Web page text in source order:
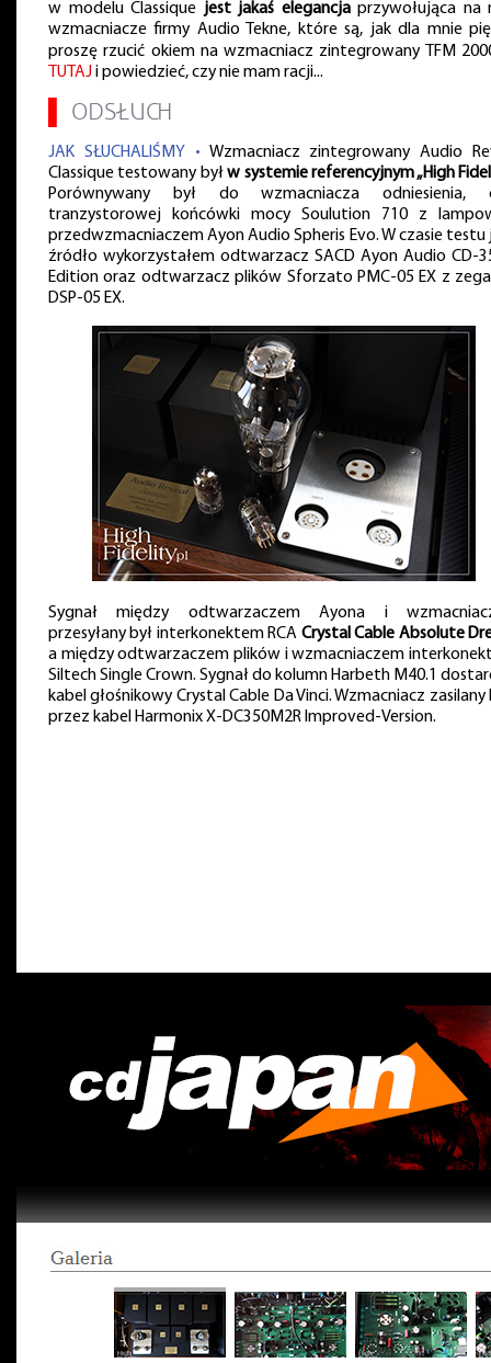
w modelu Classique jest jakaś elegancjaprzywołująca na
wzmacniacze firmy Audio Tekne, które są, jak dla mnie
proszę rzucić okiem na wzmacniacz zintegrowany TFM
TUTAJi powiedzieć, czy nie mam racji...
ODSŁUCH
JAK SŁUCHALIŚMY • Wzmacniacz zintegrowany Audio
Classique testowany byłw systemie referencyjnym „High
Porównywany był do wzmacniacza odniesienia,
tranzystorowej końcówki mocy Soulution 710 z
przedwzmacniaczem Ayon Audio Spheris Evo. W czasie testu
źródło wykorzystałem odtwarzacz SACD Ayon Audio CD-
Edition oraz odtwarzacz plików Sforzato PMC-05 EX z
DSP-05 EX.
Sygnał między odtwarzaczem Ayona i
przesyłany był interkonektem RCA Crystal Cable Absolute
a między odtwarzaczem plików i wzmacniaczem
Siltech Single Crown. Sygnał do kolumn Harbeth M40.1
kabel głośnikowy Crystal Cable Da Vinci. Wzmacniacz zasilany
przez kabel Harmonix X-DC350M2R Improved-Version.